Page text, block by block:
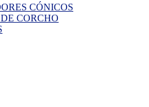
CÓNICOS
CORCHO